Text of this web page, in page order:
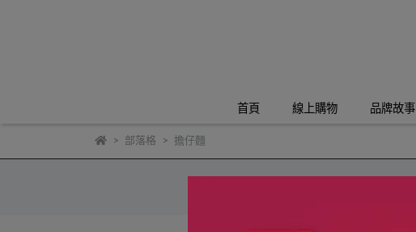
首頁 線上購物 品牌故事
部落格 擔仔麵